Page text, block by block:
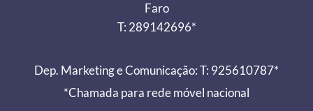
Faro
T: 289142696*
Dep. Marketing e Comunicação: T: 925610787*
*Chamada para rede móvel nacional